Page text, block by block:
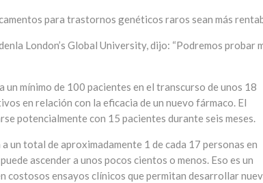
para trastornos genéticos raros sean más
London’s Global University, dijo: “Podremos probar
un mínimo de 100 pacientes en el transcurso de unos 18
en relación con la eficacia de un nuevo fármaco. El
potencialmente con 15 pacientes durante seis meses.
un total de aproximadamente 1 de cada 17 personas en
ascender a unos pocos cientos o menos. Eso es un
costosos ensayos clínicos que permitan desarrollar